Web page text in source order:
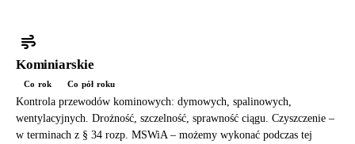
Kominiarskie
Co rok Co pół roku
Kontrola przewodów kominowych: dymowych, spalinowych,
wentylacyjnych. Drożność, szczelność, sprawność ciągu. Czyszczenie –
w terminach z § 34 rozp. MSWiA – możemy wykonać podczas tej